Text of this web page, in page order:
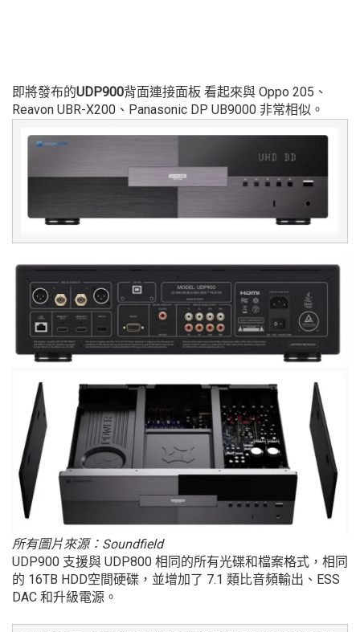
即將發布的UDP900背面連接面板 看起來與 Oppo 205、
Reavon UBR-X200、Panasonic DP UB9000 非常相似。
所有圖片來源：Soundfield
UDP900 支援與 UDP800 相同的所有光碟和檔案格式，相同
的 16TB HDD空間硬碟，並增加了 7.1 類比音頻輸出、ESS
DAC 和升級電源。